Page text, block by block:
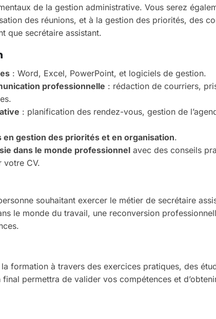
de la gestion administrative. Vous serez
des réunions, et à la gestion des priorités, des
que secrétaire assistant.
: Word, Excel, PowerPoint, et logiciels de gestion.
professionnelle : rédaction de courriers,
: planification des rendez-vous, gestion de
gestion des priorités et en organisation.
dans le monde professionnel avec des conseils
votre CV.
souhaitant exercer le métier de secrétaire
le monde du travail, une reconversion
formation à travers des exercices pratiques, des
permettra de valider vos compétences et